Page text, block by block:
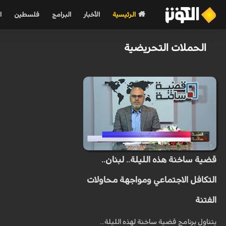
الرئيسية الأخبار البرامج فلسطين
الحملات التحريضية
قضية ساخنة هذه الليلة.. لبنان..
التكافل الاجتماعي ومواجهة محاولات
الفتنة
يتناول برنامج قضية ساخنة لهذه الليلة...